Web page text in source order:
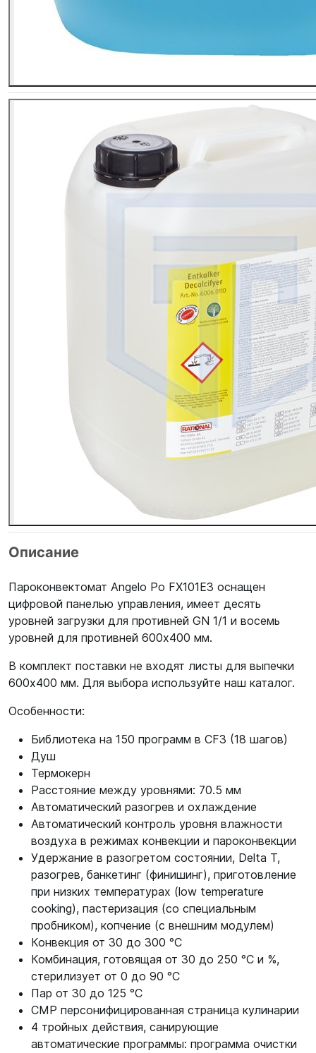
Описание
Пароконвектомат Angelo Po FX101E3 оснащен
цифровой панелью управления, имеет десять
уровней загрузки для противней GN 1/1 и восемь
уровней для противней 600x400 мм.
В комплект поставки не входят листы для выпечки
600х400 мм. Для выбора используйте наш каталог.
Особенности:
Библиотека на 150 программ в CF3 (18 шагов)
Душ
Термокерн
Расстояние между уровнями: 70.5 мм
Автоматический разогрев и охлаждение
Автоматический контроль уровня влажности
воздуха в режимах конвекции и пароконвекции
Удержание в разогретом состоянии, Delta T,
разогрев, банкетинг (финишинг), приготовление
при низких температурах (low temperature
cooking), пастеризация (со специальным
пробником), копчение (с внешним модулем)
Конвекция от 30 до 300 °C
Комбинация, готовящая от 30 до 250 °C и %,
стерилизует от 0 до 90 °C
Пар от 30 до 125 °C
CMP персонифицированная страница кулинарии
4 тройных действия, санирующие
автоматические программы: программа очистки